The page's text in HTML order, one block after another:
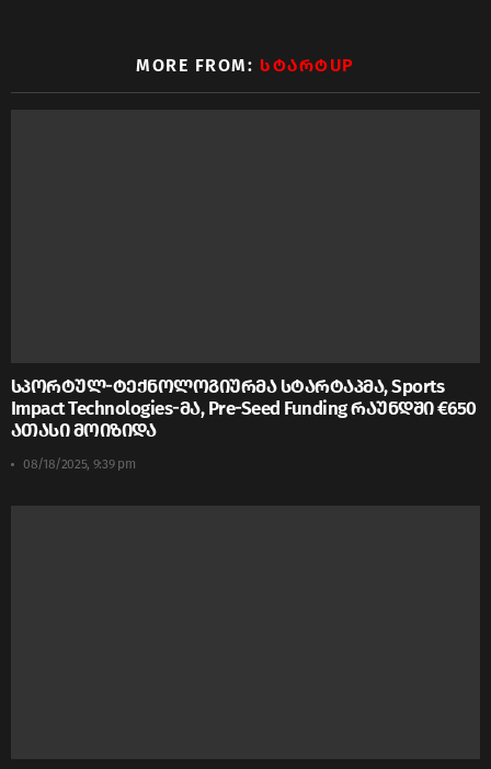
MORE FROM:ᲡᲢᲐᲠᲢUP
სპორტულ-ტექნოლოგიურმა სტარტაპმა, Sports
Impact Technologies-მა, Pre-Seed Funding რაუნდში €650
ათასი მოიზიდა
08/18/2025, 9:39 pm